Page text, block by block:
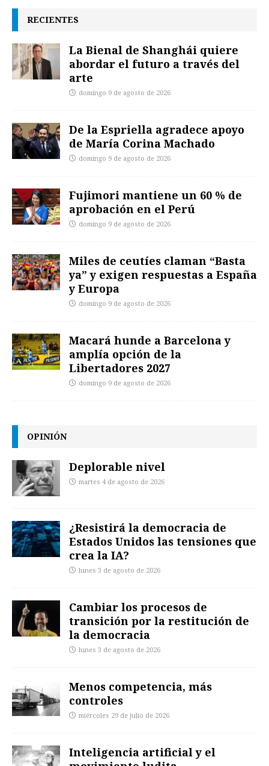
RECIENTES
La Bienal de Shanghái quiere
abordar el futuro a través del
arte
domingo 9 de agosto de 2026
De la Espriella agradece apoyo
de María Corina Machado
domingo 9 de agosto de 2026
Fujimori mantiene un 60 % de
aprobación en el Perú
domingo 9 de agosto de 2026
Miles de ceutíes claman “Basta
ya” y exigen respuestas a España
y Europa
domingo 9 de agosto de 2026
Macará hunde a Barcelona y
amplía opción de la
Libertadores 2027
domingo 9 de agosto de 2026
OPINIÓN
Deplorable nivel
martes 4 de agosto de 2026
¿Resistirá la democracia de
Estados Unidos las tensiones que
crea la IA?
lunes 3 de agosto de 2026
Cambiar los procesos de
transición por la restitución de
la democracia
lunes 3 de agosto de 2026
Menos competencia, más
controles
miércoles 29 de julio de 2026
Inteligencia artificial y el